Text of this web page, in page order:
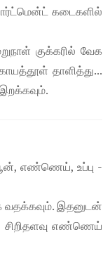
கடைகளில்
குக்கரில் வேக
தாளித்து...
எண்ணெய், உப்பு -
வதக்கவும். இதனுடன்
சிறிதளவு எண்ணெய்